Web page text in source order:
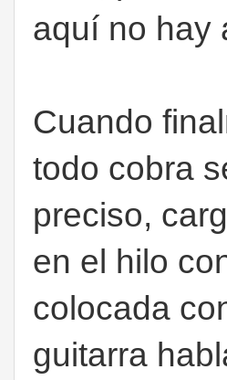
aquí no hay
Cuando
todo cobra
preciso,
en el hilo
colocada
guitarra